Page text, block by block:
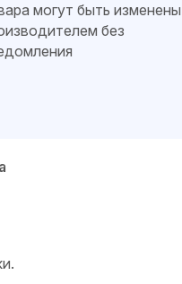
могут быть изменены
без